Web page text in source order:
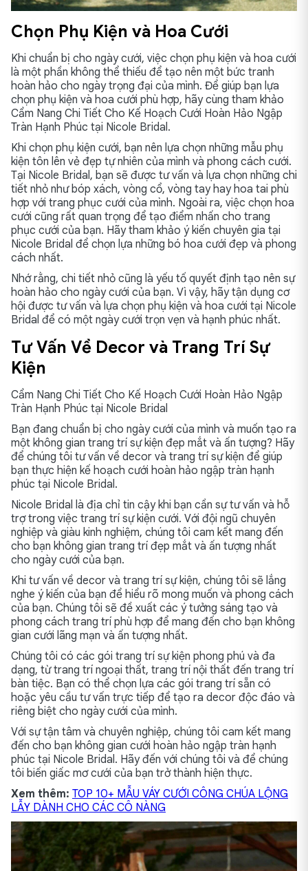
Chọn Phụ Kiện và Hoa Cưới
Khi chuẩn bị cho ngày cưới, việc chọn phụ kiện và hoa cưới
là một phần không thể thiếu để tạo nên một bức tranh
hoàn hảo cho ngày trọng đại của mình. Để giúp bạn lựa
chọn phụ kiện và hoa cưới phù hợp, hãy cùng tham khảo
Cẩm Nang Chi Tiết Cho Kế Hoạch Cưới Hoàn Hảo Ngập
Tràn Hạnh Phúc tại Nicole Bridal.
Khi chọn phụ kiện cưới, bạn nên lựa chọn những mẫu phụ
kiện tôn lên vẻ đẹp tự nhiên của mình và phong cách cưới.
Tại Nicole Bridal, bạn sẽ được tư vấn và lựa chọn những chi
tiết nhỏ như bóp xách, vòng cổ, vòng tay hay hoa tai phù
hợp với trang phục cưới của mình. Ngoài ra, việc chọn hoa
cưới cũng rất quan trọng để tạo điểm nhấn cho trang
phục cưới của bạn. Hãy tham khảo ý kiến chuyên gia tại
Nicole Bridal để chọn lựa những bó hoa cưới đẹp và phong
cách nhất.
Nhớ rằng, chi tiết nhỏ cũng là yếu tố quyết định tạo nên sự
hoàn hảo cho ngày cưới của bạn. Vì vậy, hãy tận dụng cơ
hội được tư vấn và lựa chọn phụ kiện và hoa cưới tại Nicole
Bridal để có một ngày cưới trọn vẹn và hạnh phúc nhất.
Tư Vấn Về Decor và Trang Trí Sự
Kiện
Cẩm Nang Chi Tiết Cho Kế Hoạch Cưới Hoàn Hảo Ngập
Tràn Hạnh Phúc tại Nicole Bridal
Bạn đang chuẩn bị cho ngày cưới của mình và muốn tạo ra
một không gian trang trí sự kiện đẹp mắt và ấn tượng? Hãy
để chúng tôi tư vấn về decor và trang trí sự kiện để giúp
bạn thực hiện kế hoạch cưới hoàn hảo ngập tràn hạnh
phúc tại Nicole Bridal.
Nicole Bridal là địa chỉ tin cậy khi bạn cần sự tư vấn và hỗ
trợ trong việc trang trí sự kiện cưới. Với đội ngũ chuyên
nghiệp và giàu kinh nghiệm, chúng tôi cam kết mang đến
cho bạn không gian trang trí đẹp mắt và ấn tượng nhất
cho ngày cưới của bạn.
Khi tư vấn về decor và trang trí sự kiện, chúng tôi sẽ lắng
nghe ý kiến của bạn để hiểu rõ mong muốn và phong cách
của bạn. Chúng tôi sẽ đề xuất các ý tưởng sáng tạo và
phong cách trang trí phù hợp để mang đến cho bạn không
gian cưới lãng mạn và ấn tượng nhất.
Chúng tôi có các gói trang trí sự kiện phong phú và đa
dạng, từ trang trí ngoại thất, trang trí nội thất đến trang trí
bàn tiệc. Bạn có thể chọn lựa các gói trang trí sẵn có
hoặc yêu cầu tư vấn trực tiếp để tạo ra decor độc đáo và
riêng biệt cho ngày cưới của mình.
Với sự tận tâm và chuyên nghiệp, chúng tôi cam kết mang
đến cho bạn không gian cưới hoàn hảo ngập tràn hạnh
phúc tại Nicole Bridal. Hãy đến với chúng tôi và để chúng
tôi biến giấc mơ cưới của bạn trở thành hiện thực.
Xem thêm: TOP 10+ MẪU VÁY CƯỚI CÔNG CHÚA LỘNG
LẪY DÀNH CHO CÁC CÔ NÀNG